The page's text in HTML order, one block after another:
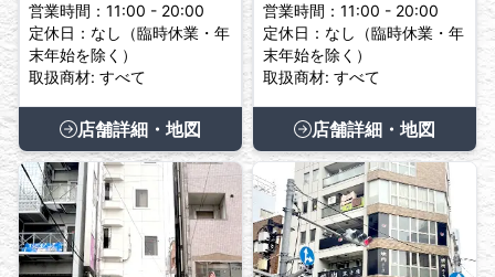
営業時間：11:00 - 20:00
定休日：なし（臨時休業・年
末年始を除く）
取扱商材: すべて
店舗詳細・地図
営業時間：11:00 - 20:00
定休日：なし（臨時休業・年
末年始を除く）
取扱商材: すべて
店舗詳細・地図